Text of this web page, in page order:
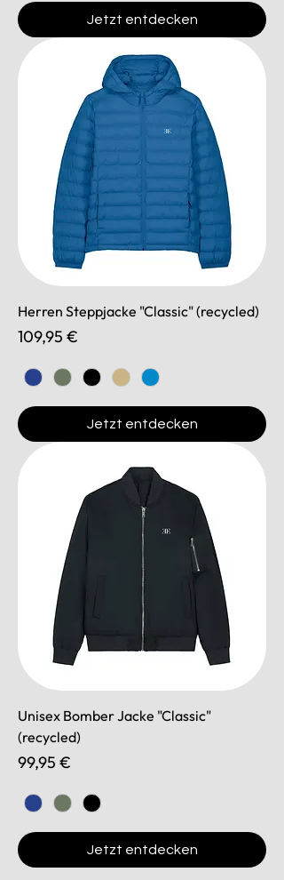
Jetzt entdecken
Herren Steppjacke "Classic" (recycled)
Preis
109,95 €
Jetzt entdecken
Unisex Bomber Jacke "Classic"
(recycled)
Preis
99,95 €
Jetzt entdecken